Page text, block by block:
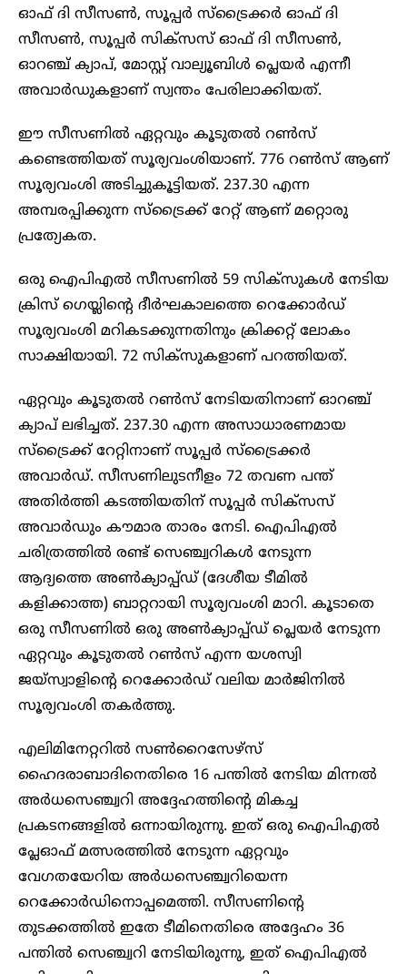
ഓഫ് ദി സീസണ്‍, സൂപ്പര്‍ സ്‌ട്രൈക്കര്‍ ഓഫ് ദി
സീസണ്‍, സൂപ്പര്‍ സിക്‌സസ് ഓഫ് ദി സീസണ്‍,
ഓറഞ്ച് ക്യാപ്, മോസ്റ്റ് വാല്യൂബിള്‍ പ്ലെയര്‍ എന്നീ
അവാര്‍ഡുകളാണ് സ്വന്തം പേരിലാക്കിയത്.
ഈ സീസണില്‍ ഏറ്റവും കൂടുതല്‍ റണ്‍സ്
കണ്ടെത്തിയത് സൂര്യവംശിയാണ്. 776 റണ്‍സ് ആണ്
സൂര്യവംശി അടിച്ചുകൂട്ടിയത്. 237.30 എന്ന
അമ്പരപ്പിക്കുന്ന സ്‌ട്രൈക്ക് റേറ്റ് ആണ് മറ്റൊരു
പ്രത്യേകത.
ഒരു ഐപിഎല്‍ സീസണില്‍ 59 സിക്‌സുകള്‍ നേടിയ
ക്രിസ് ഗെയ്ലിന്റെ ദീര്‍ഘകാലത്തെ റെക്കോര്‍ഡ്
സൂര്യവംശി മറികടക്കുന്നതിനും ക്രിക്കറ്റ് ലോകം
സാക്ഷിയായി. 72 സിക്‌സുകളാണ് പറത്തിയത്.
ഏറ്റവും കൂടുതല്‍ റണ്‍സ് നേടിയതിനാണ് ഓറഞ്ച്
ക്യാപ് ലഭിച്ചത്. 237.30 എന്ന അസാധാരണമായ
സ്‌ട്രൈക്ക് റേറ്റിനാണ് സൂപ്പര്‍ സ്‌ട്രൈക്കര്‍
അവാര്‍ഡ്. സീസണിലുടനീളം 72 തവണ പന്ത്
അതിര്‍ത്തി കടത്തിയതിന് സൂപ്പര്‍ സിക്‌സസ്
അവാര്‍ഡും കൗമാര താരം നേടി. ഐപിഎല്‍
ചരിത്രത്തില്‍ രണ്ട് സെഞ്ച്വറികള്‍ നേടുന്ന
ആദ്യത്തെ അണ്‍ക്യാപ്പ്ഡ് (ദേശീയ ടീമില്‍
കളിക്കാത്ത) ബാറ്ററായി സൂര്യവംശി മാറി. കൂടാതെ
ഒരു സീസണില്‍ ഒരു അണ്‍ക്യാപ്പ്ഡ് പ്ലെയര്‍ നേടുന്ന
ഏറ്റവും കൂടുതല്‍ റണ്‍സ് എന്ന യശസ്വി
ജയ്സ്വാളിന്റെ റെക്കോര്‍ഡ് വലിയ മാര്‍ജിനില്‍
സൂര്യവംശി തകര്‍ത്തു.
എലിമിനേറ്ററില്‍ സണ്‍റൈസേഴ്സ്
ഹൈദരാബാദിനെതിരെ 16 പന്തില്‍ നേടിയ മിന്നല്‍
അര്‍ധസെഞ്ച്വറി അദ്ദേഹത്തിന്റെ മികച്ച
പ്രകടനങ്ങളില്‍ ഒന്നായിരുന്നു. ഇത് ഒരു ഐപിഎല്‍
പ്ലേഓഫ് മത്സരത്തില്‍ നേടുന്ന ഏറ്റവും
വേഗതയേറിയ അര്‍ധസെഞ്ച്വറിയെന്ന
റെക്കോര്‍ഡിനൊപ്പമെത്തി. സീസണിന്റെ
തുടക്കത്തില്‍ ഇതേ ടീമിനെതിരെ അദ്ദേഹം 36
പന്തില്‍ സെഞ്ച്വറി നേടിയിരുന്നു, ഇത് ഐപിഎല്‍